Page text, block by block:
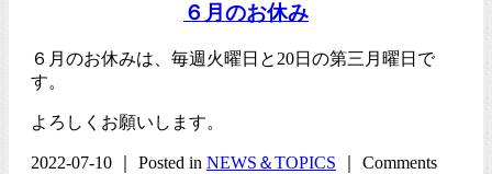
６月のお休み
６月のお休みは、毎週火曜日と20日の第三月曜日で
す。
よろしくお願いします。
2022-07-10 ｜ Posted in NEWS＆TOPICS
Comments